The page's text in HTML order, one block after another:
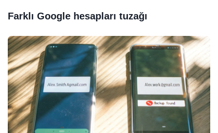
Farklı Google hesapları tuzağı